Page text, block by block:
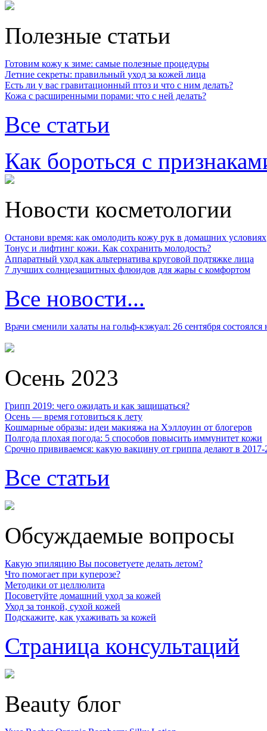
Полезные статьи
Готовим кожу к зиме: самые полезные процедуры
Летние секреты: правильный уход за кожей лица
Есть ли у вас гравитационный птоз и что с ним делать?
Кожа с расширенными порами: что с ней делать?
Все статьи
Как бороться с
Новости косметологии
Останови время: как омолодить кожу рук в домашних условиях
Тонус и лифтинг кожи. Как сохранить молодость?
Аппаратный уход как альтернатива круговой подтяжке лица
7 лучших солнцезащитных флюидов для жары с комфортом
Все новости...
Врачи сменили халаты на гольф-кэжуал: 26 сентября
Осень 2023
Грипп 2019: чего ожидать и как защищаться?
Осень — время готовиться к лету
Кошмарные образы: идеи макияжа на Хэллоуин от блогеров
Полгода плохая погода: 5 способов повысить иммунитет кожи
Срочно прививаемся: какую вакцину от гриппа делают в 2017-
Все статьи
Обсуждаемые вопросы
Какую эпиляцию Вы посоветуете делать летом?
Что помогает при куперозе?
Методики от целлюлита
Посоветуйте домашний уход за кожей
Уход за тонкой, сухой кожей
Подскажите, как ухаживать за кожей
Страница консультаций
Beauty блог